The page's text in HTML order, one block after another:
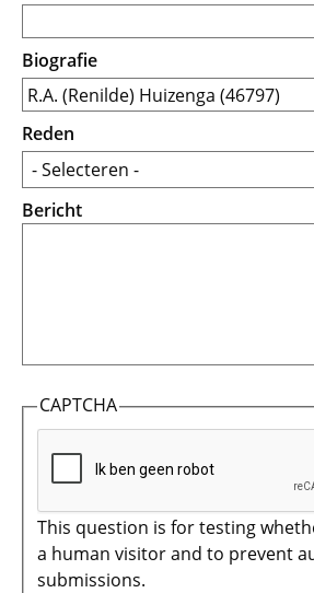
Biografie
Reden
Bericht
CAPTCHA
This question is for testing
a human visitor and to prevent
submissions.